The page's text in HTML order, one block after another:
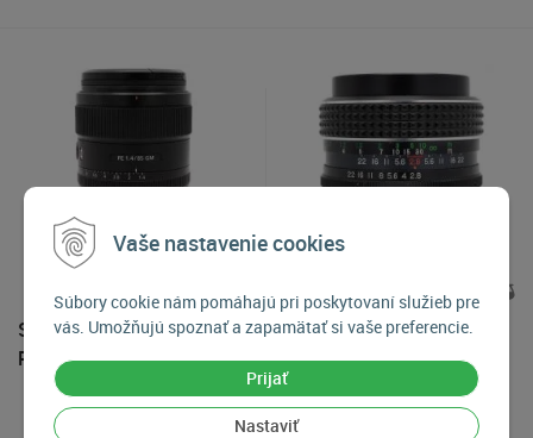
Vaše nastavenie cookies
Súbory cookie nám pomáhajú pri poskytovaní služieb pre
vás. Umožňujú spoznať a zapamätať si vaše preferencie.
Prijať
Nastaviť
Sony FE 85mm f/1.4 GM,
Použitý tovar
Auto Exaktar 35mm f/2.8,
baj. M42, Použitý tovar